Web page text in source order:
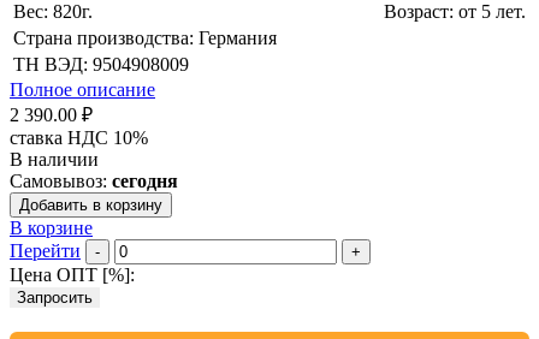
Вес: 820г.
Возраст: от 5 лет.
Страна производства: Германия
ТН ВЭД: 9504908009
Полное описание
2 390.00 ₽
ставка НДС 10%
В наличии
Самовывоз: сегодня
Добавить в корзину
В корзине
Перейти
- +
Цена ОПТ [%]:
Запросить